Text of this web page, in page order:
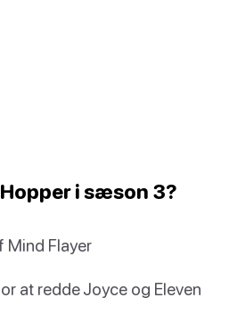
i sæson 3?
Mind Flayer
at redde Joyce og Eleven